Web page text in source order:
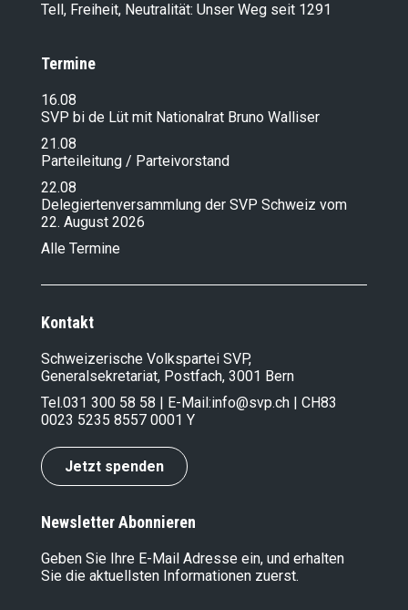
Tell, Freiheit, Neutralität: Unser Weg seit 1291
Termine
16.08
SVP bi de Lüt mit Nationalrat Bruno Walliser
21.08
Parteileitung / Parteivorstand
22.08
Delegiertenversammlung der SVP Schweiz vom
22. August 2026
Alle Termine
Kontakt
Schweizerische Volkspartei SVP,
Generalsekretariat, Postfach, 3001 Bern
Tel.031 300 58 58 | E-Mail:info@svp.ch | CH83
0023 5235 8557 0001 Y
Jetzt spenden
Newsletter Abonnieren
Geben Sie Ihre E-Mail Adresse ein, und erhalten
Sie die aktuellsten Informationen zuerst.